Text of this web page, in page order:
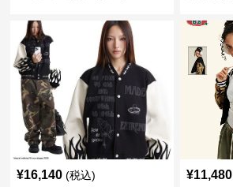
¥16,140 (税込) ¥11,480